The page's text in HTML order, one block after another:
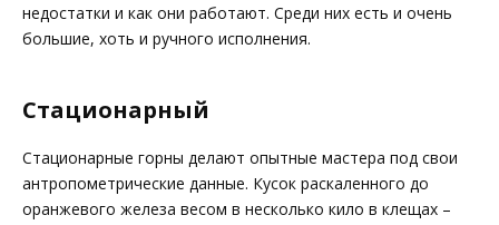
недостатки и как они работают. Среди них есть и очень
большие, хоть и ручного исполнения.
Стационарный
Стационарные горны делают опытные мастера под свои
антропометрические данные. Кусок раскаленного до
оранжевого железа весом в несколько кило в клещах –